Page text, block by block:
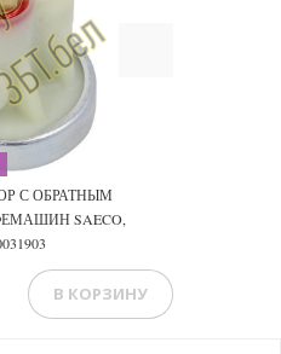
С ОБРАТНЫМ
SAECO,
В КОРЗИНУ